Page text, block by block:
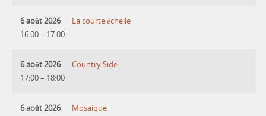
6 août 2026
16:00– 17:00
La courte échelle
6 août 2026
17:00– 18:00
Country Side
6 août 2026
Mosaique